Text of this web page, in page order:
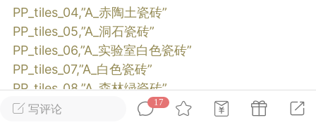
72 2.23w
大人
Lv.8
写评论
17
PP_tiles_04,”A_赤陶土瓷砖”
PP_tiles_05,”A_洞石瓷砖”
PP_tiles_06,”A_实验室白色瓷砖”
PP_tiles_07,”A_白色瓷砖”
PP_tiles_08,”A_森林绿瓷砖”
PP_tiles_09,”A_蓝金大理石瓷砖”